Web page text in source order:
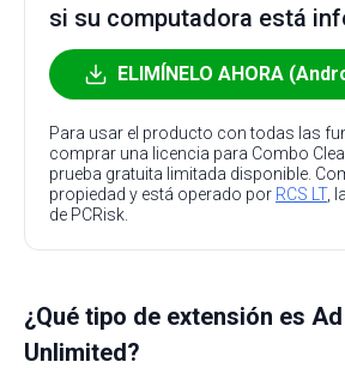
si su computadora está
ELIMÍNELO AHORA
Para usar el producto con todas las
comprar una licencia para Combo
prueba gratuita limitada disponible.
propiedad y está operado por RCS LT,
de PCRisk.
¿Qué tipo de extensión es
Unlimited?